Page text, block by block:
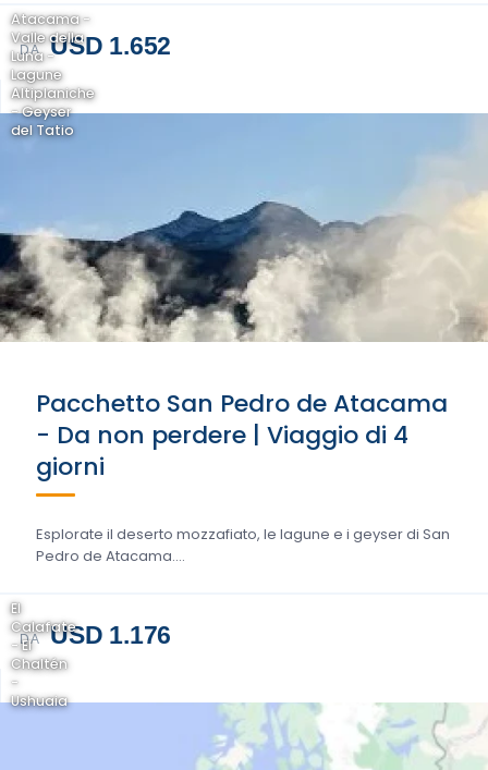
DA USD 1.652
Atacama -
Valle della
Luna -
Lagune
Altiplaniche
- Geyser
del Tatio
Pacchetto San Pedro de Atacama
- Da non perdere | Viaggio di 4
giorni
Esplorate il deserto mozzafiato, le lagune e i geyser di San
Pedro de Atacama....
DA USD 1.176
El
Calafate
- El
Chaltén
-
Ushuaia